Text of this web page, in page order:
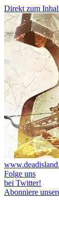
Direkt zum
Folge uns
bei Twitter!
Abonniere